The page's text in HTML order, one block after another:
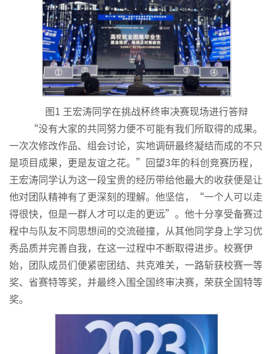
图1 王宏涛同学在挑战杯终审决赛现场进行答辩
“没有大家的共同努力便不可能有我们所取得的成果。
一次次修改作品、组会讨论，实地调研最终凝结而成的不只
是项目成果，更是友谊之花。”回望3年的科创竞赛历程，
王宏涛同学认为这一段宝贵的经历带给他最大的收获便是让
他对团队精神有了更深刻的理解。他坚信，“一个人可以走
得很快，但是一群人才可以走的更远”。他十分享受备赛过
程中与队友不同思想间的交流碰撞，从其他同学身上学习优
秀品质并完善自我，在这一过程中不断取得进步。校赛伊
始，团队成员们便紧密团结、共克难关，一路斩获校赛一等
奖、省赛特等奖，并最终入围全国终审决赛，荣获全国特等
奖。